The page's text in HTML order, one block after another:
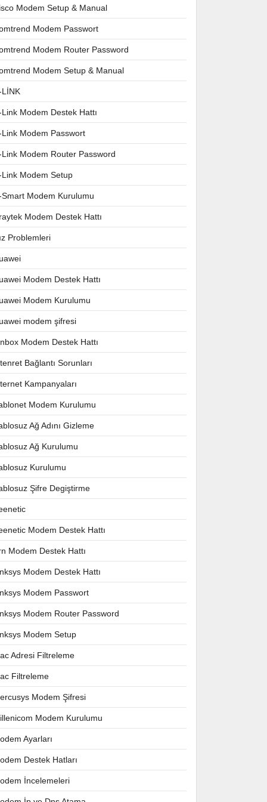
Modem Setup & Manual
Modem Passwort
Modem Router Password
Modem Setup & Manual
LİNK
Link Modem Destek Hattı
Link Modem Passwort
Link Modem Router Password
Link Modem Setup
Smart Modem Kurulumu
Modem Destek Hattı
Problemleri
Modem Destek Hattı
Modem Kurulumu
modem şifresi
Modem Destek Hattı
Bağlantı Sorunları
Kampanyaları
Modem Kurulumu
Ağ Adını Gizleme
Ağ Kurulumu
Kurulumu
Şifre Degiştirme
Modem Destek Hattı
Modem Destek Hattı
Modem Destek Hattı
Modem Passwort
Modem Router Password
Modem Setup
Adresi Filtreleme
Filtreleme
Modem Şifresi
Modem Kurulumu
Ayarları
Destek Hatları
İncelemeleri